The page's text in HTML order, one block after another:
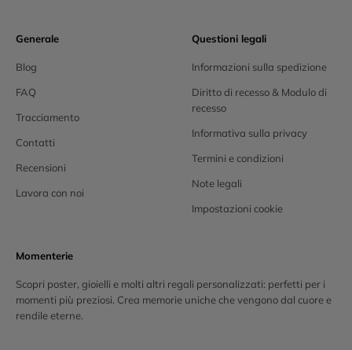
Generale
Blog
FAQ
Tracciamento
Contatti
Recensioni
Lavora con noi
Questioni legali
Informazioni sulla spedizione
Diritto di recesso & Modulo di
recesso
Informativa sulla privacy
Termini e condizioni
Note legali
Impostazioni cookie
Momenterie
Scopri poster, gioielli e molti altri regali personalizzati: perfetti per i
momenti più preziosi. Crea memorie uniche che vengono dal cuore e
rendile eterne.